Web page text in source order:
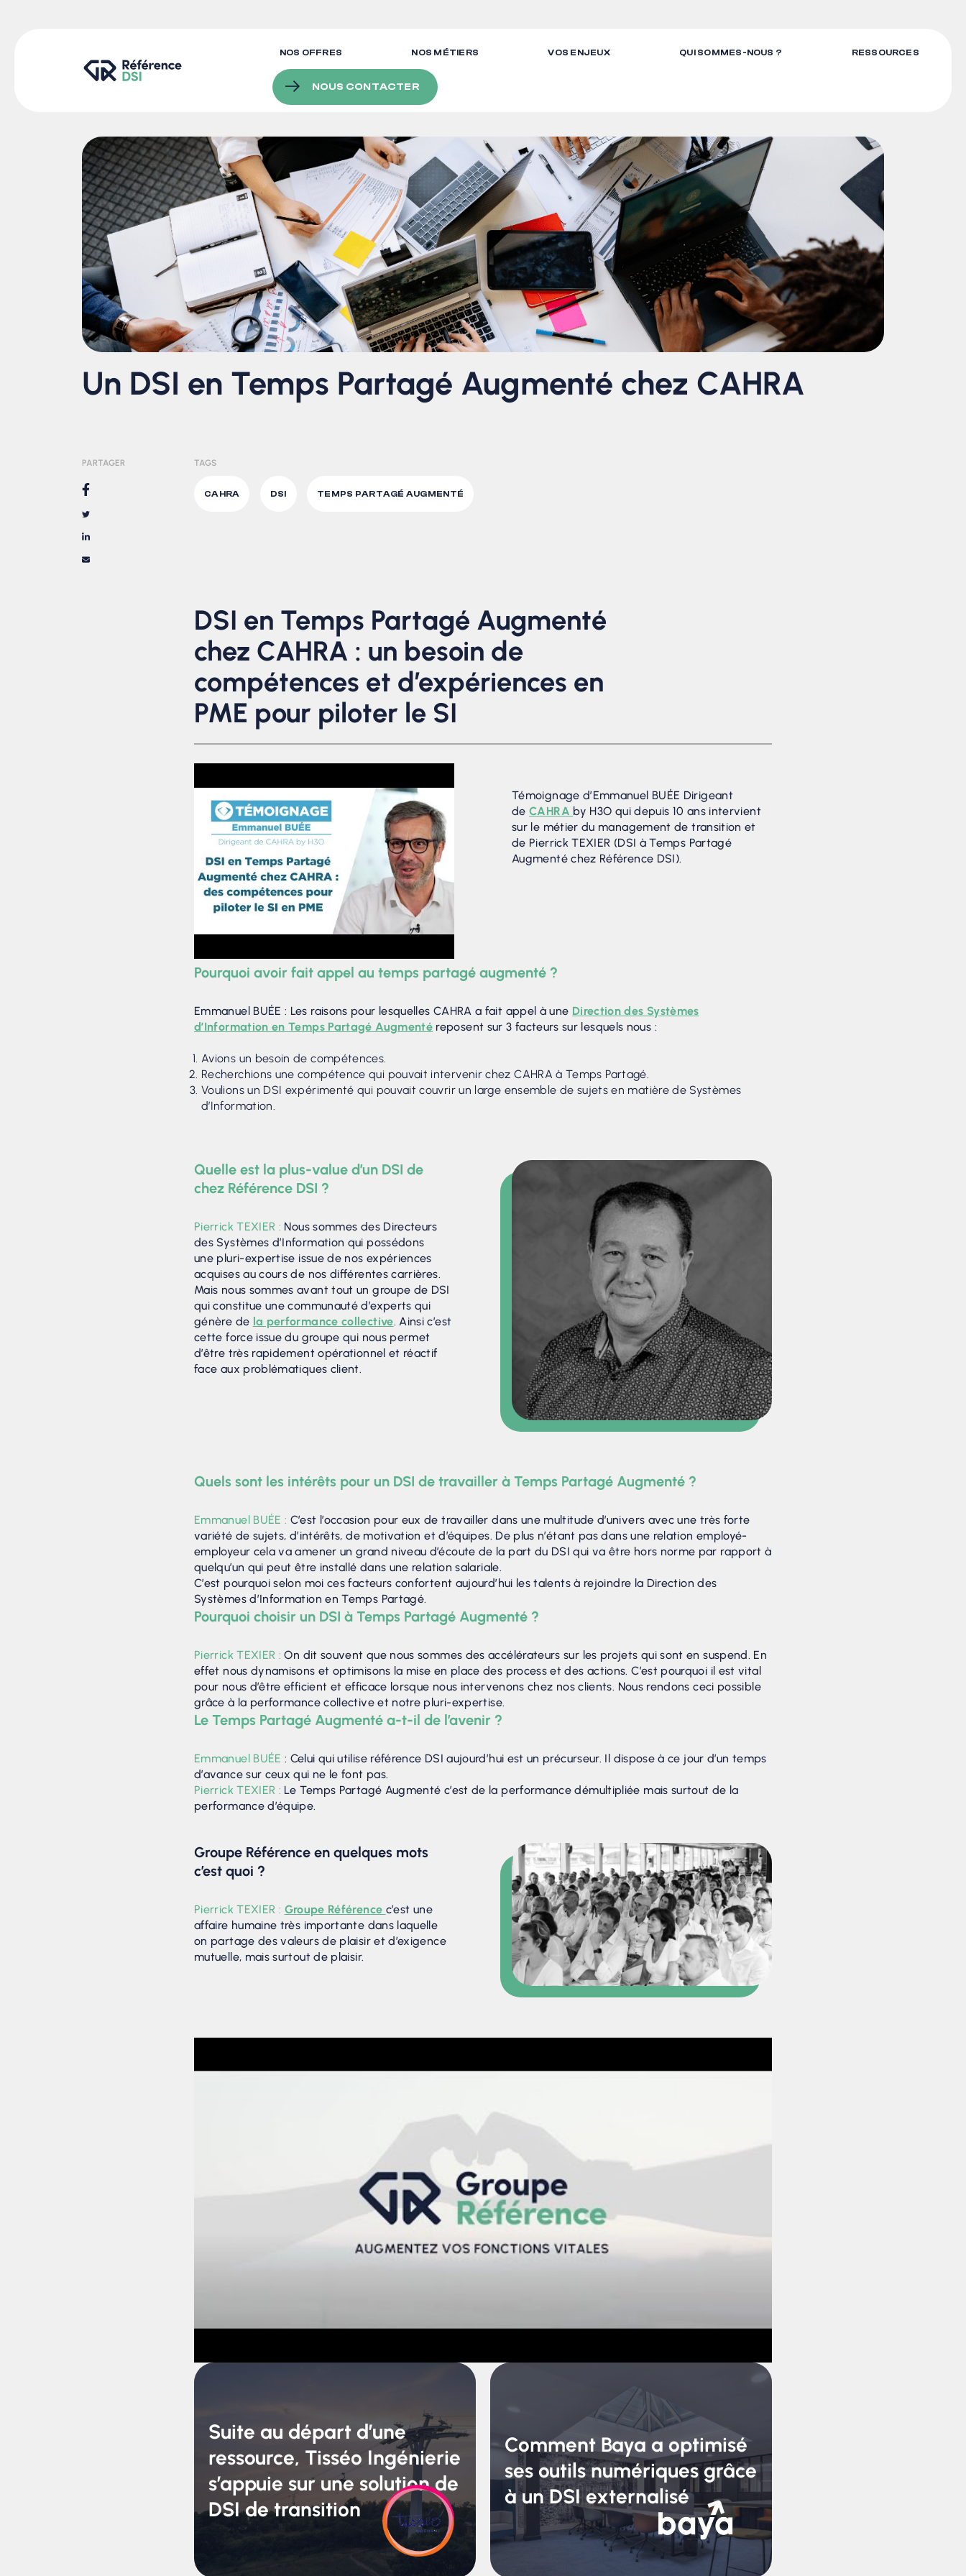
NOS OFFRES NOS MÉTIERS VOS ENJEUX QUI SOMMES-NOUS ? RESSOURCES
NOUS CONTACTER
Un DSI en Temps Partagé Augmenté chez CAHRA
PARTAGER TAGS
CAHRA DSI TEMPS PARTAGÉ AUGMENTÉ
DSI en Temps Partagé Augmenté
chez CAHRA : un besoin de
compétences et d’expériences en
PME pour piloter le SI
Témoignage d’Emmanuel BUÉE Dirigeant
deCAHRA by H3O qui depuis 10 ans intervient
sur le métier du management de transition et
de Pierrick TEXIER (DSI à Temps Partagé
Augmenté chez Référence DSI).
Pourquoi avoir fait appel au temps partagé augmenté ?
Emmanuel BUÉE : Les raisons pour lesquelles CAHRA a fait appel à une Direction des Systèmes
d’Information en Temps Partagé Augmenté reposent sur 3 facteurs sur lesquels nous :
Avions un besoin de compétences.
Recherchions une compétence qui pouvait intervenir chez CAHRA à Temps Partagé.
Voulions un DSI expérimenté qui pouvait couvrir un large ensemble de sujets en matière de Systèmes
d’Information.
Quelle est la plus-value d’un DSI de
chez Référence DSI ?
Pierrick TEXIER : Nous sommes des Directeurs
des Systèmes d’Information qui possédons
une pluri-expertise issue de nos expériences
acquises au cours de nos différentes carrières.
Mais nous sommes avant tout un groupe de DSI
qui constitue une communauté d’experts qui
génère de la performance collective. Ainsi c’est
cette force issue du groupe qui nous permet
d’être très rapidement opérationnel et réactif
face aux problématiques client.
Quels sont les intérêts pour un DSI de travailler à Temps Partagé Augmenté ?
Emmanuel BUÉE : C’est l’occasion pour eux de travailler dans une multitude d’univers avec une très forte
variété de sujets, d’intérêts, de motivation et d’équipes. De plus n’étant pas dans une relation employé-
employeur cela va amener un grand niveau d’écoute de la part du DSI qui va être hors norme par rapport à
quelqu’un qui peut être installé dans une relation salariale.
C’est pourquoi selon moi ces facteurs confortent aujourd’hui les talents à rejoindre la Direction des
Systèmes d’Information en Temps Partagé.
Pourquoi choisir un DSI à Temps Partagé Augmenté ?
Pierrick TEXIER : On dit souvent que nous sommes des accélérateurs sur les projets qui sont en suspend. En
effet nous dynamisons et optimisons la mise en place des process et des actions. C’est pourquoi il est vital
pour nous d’être efficient et efficace lorsque nous intervenons chez nos clients. Nous rendons ceci possible
grâce à la performance collective et notre pluri-expertise.
Le Temps Partagé Augmenté a-t-il de l’avenir ?
Emmanuel BUÉE: Celui qui utilise référence DSI aujourd’hui est un précurseur. Il dispose à ce jour d’un temps
d’avance sur ceux qui ne le font pas.
Pierrick TEXIER : Le Temps Partagé Augmenté c’est de la performance démultipliée mais surtout de la
performance d’équipe.
Groupe Référence en quelques mots
c’est quoi ?
Pierrick TEXIER : Groupe Référence c’est une
affaire humaine très importante dans laquelle
on partage des valeurs de plaisir et d’exigence
mutuelle, mais surtout de plaisir.
Suite au départ d’une
ressource, Tisséo Ingénierie
s’appuie sur une solution de
DSI de transition
Comment Baya a optimisé
ses outils numériques grâce
à un DSI externalisé